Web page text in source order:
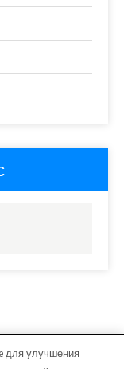
WordPress
для улучшения